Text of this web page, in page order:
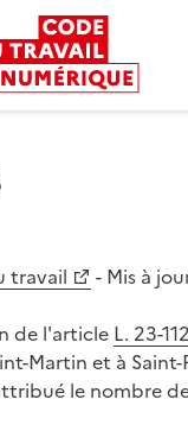
travail - Mis à
de l'article L. 23-
Martin et à Saint-
le nombre